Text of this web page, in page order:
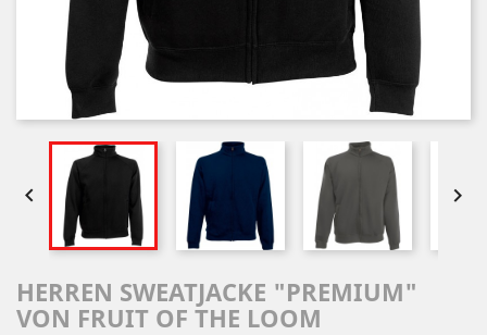
 
HERREN SWEATJACKE "PREMIUM"
VON FRUIT OF THE LOOM